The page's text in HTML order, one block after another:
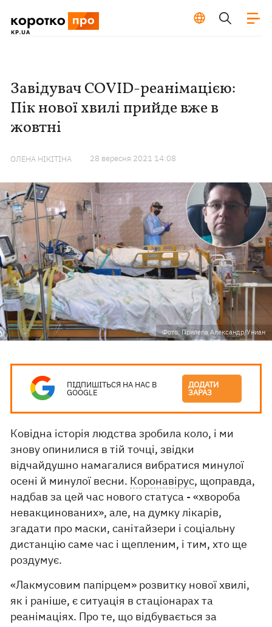
Завідувач COVID-реанімацією:
Пік нової хвилі прийде вже в
жовтні
ОЛЕНА НІКІТІНА 28 вересня 2021 14:08
Фото: Прилепа Александр/Униан
ПІДПИШІТЬСЯ НА НАС В
GOOGLE
ДОДАТИ
ЗАРАЗ
Ковідна історія людства зробила коло, і ми
знову опинилися в тій точці, звідки
відчайдушно намагалися вибратися минулої
осені й минулої весни. Коронавірус, щоправда,
надбав за цей час нового статуса - «хвороба
невакцинованих», але, на думку лікарів,
згадати про маски, санітайзери і соціальну
дистанцію саме час і щепленим, і тим, хто ще
роздумує.
«Лакмусовим папірцем» розвитку нової хвилі,
як і раніше, є ситуація в стаціонарах та
реанімаціях. Про те, що відбувається за